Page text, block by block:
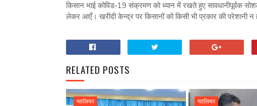
किसान भाई कोविड-19 संक्रमण को ध्यान में रखते हुए सावधानीपूर्वक
लेकर आएँ। खरीदी केन्द्र पर किसानों को किसी भी प्रकार की परेशानी
RELATED POSTS
ग्वालियर ग्वालियर